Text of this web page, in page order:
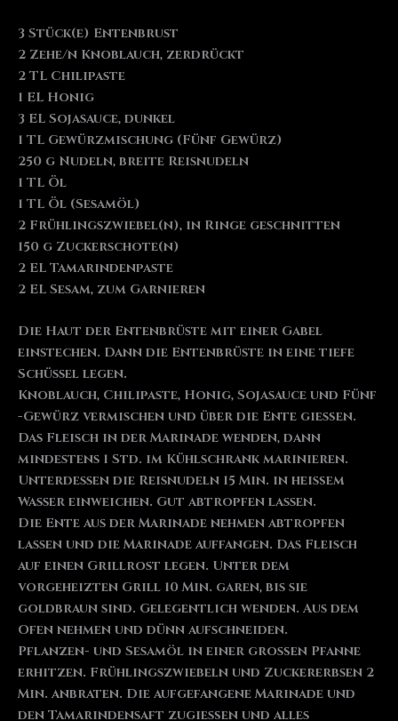
3 Stück(e) Entenbrust
2 Zehe/n Knoblauch, zerdrückt
2 TL Chilipaste
1 EL Honig
3 EL Sojasauce, dunkel
1 TL Gewürzmischung (Fünf Gewürz)
250 g Nudeln, breite Reisnudeln
1 TL Öl
1 TL Öl (Sesamöl)
2 Frühlingszwiebel(n), in Ringe geschnitten
150 g Zuckerschote(n)
2 EL Tamarindenpaste
2 EL Sesam, zum Garnieren
Die Haut der Entenbrüste mit einer Gabel
einstechen. Dann die Entenbrüste in eine tiefe
Schüssel legen.
Knoblauch, Chilipaste, Honig, Sojasauce und Fünf
-Gewürz vermischen und über die Ente gießen.
Das Fleisch in der Marinade wenden, dann
mindestens 1 Std. im Kühlschrank marinieren.
Unterdessen die Reisnudeln 15 Min. in heißem
Wasser einweichen. Gut abtropfen lassen.
Die Ente aus der Marinade nehmen abtropfen
lassen und die Marinade auffangen. Das Fleisch
auf einen Grillrost legen. Unter dem
vorgeheizten Grill 10 Min. garen, bis sie
goldbraun sind. Gelegentlich wenden. Aus dem
Ofen nehmen und dünn aufschneiden.
Pflanzen- und Sesamöl in einer großen Pfanne
erhitzen. Frühlingszwiebeln und Zuckererbsen 2
Min. anbraten. Die aufgefangene Marinade und
den Tamarindensaft zugießen und alles